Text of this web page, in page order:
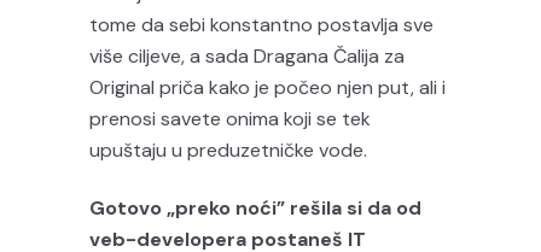
tome da sebi konstantno postavlja sve
više ciljeve, a sada Dragana Čalija za
Original priča kako je počeo njen put, ali i
prenosi savete onima koji se tek
upuštaju u preduzetničke vode.
Gotovo „preko noći” rešila si da od
veb-developera postaneš IT